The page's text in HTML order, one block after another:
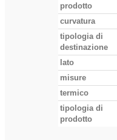
prodotto
curvatura
tipologia di
destinazione
lato
misure
termico
tipologia di
prodotto